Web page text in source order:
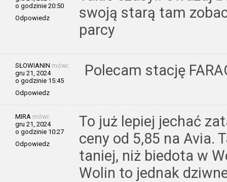
o godzinie 20:50
Odpowiedz
swoją starą tam
parcy
SŁOWIANIN mówi:
gru 21, 2024
o godzinie 15:45
Odpowiedz
Polecam stację
MIRA mówi:
gru 21, 2024
o godzinie 10:27
Odpowiedz
To już lepiej jechać
ceny od 5,85 na Avia.
taniej, niż biedota w
Wolin to jednak